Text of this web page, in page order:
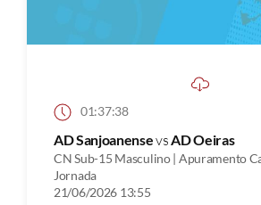
01:37:38
AD SanjoanensevsAD Oeiras
CN Sub-15 Masculino | Apuramento
Jornada
21/06/2026 13:55